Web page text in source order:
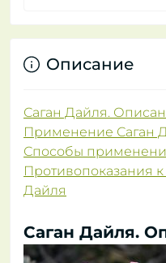
Описание
Саган Дайля.
Применение Саган
Способы
Противопоказания
Дайля
Саган Дайля.